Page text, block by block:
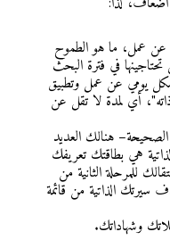
عن عمل، ما هو الطموح
تحتاجينها في فترة البحث
يومي عن عمل وتطبيق
أي لمدة لا تقل عن
الصحيحة– هنالك العديد
هي بطاقتك تعريفك
للمرحلة الثانية من
سيرتك الذاتية من قائمة
وشهاداتك.